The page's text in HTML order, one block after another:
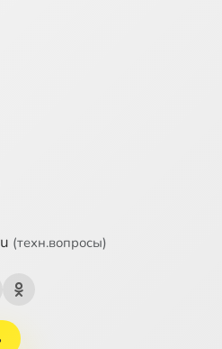
(техн.вопросы)